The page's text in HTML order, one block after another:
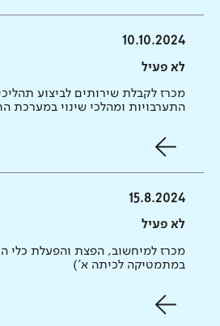
10.10.2024
לא פעיל
מכרז לקבלת שירותים לביצוע
התערבויות ומהלכי שינוי במערכת
15.8.2024
לא פעיל
מכרז למיחשוב, הפצת והפעלת כלי
במתמטיקה לכיתה א')